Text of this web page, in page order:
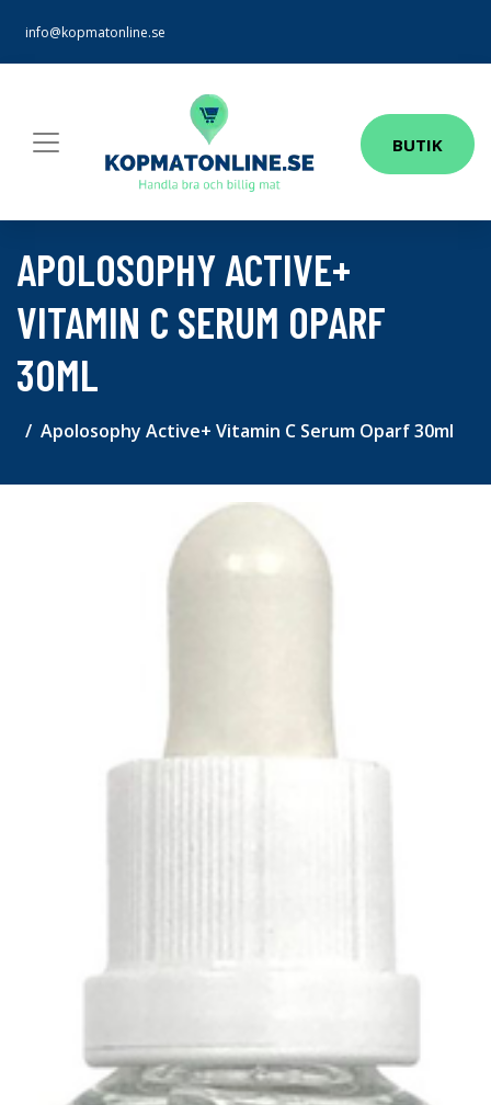
info@kopmatonline.se
BUTIK
APOLOSOPHY ACTIVE+
VITAMIN C SERUM OPARF
30ML
Apolosophy Active+ Vitamin C Serum Oparf 30ml